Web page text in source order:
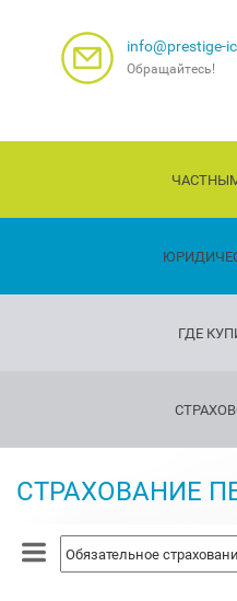
info@prestige-
Обращайтесь!
и
здоровья
Страхование
собак
ГДЕ
СТРАХОВАНИЕ